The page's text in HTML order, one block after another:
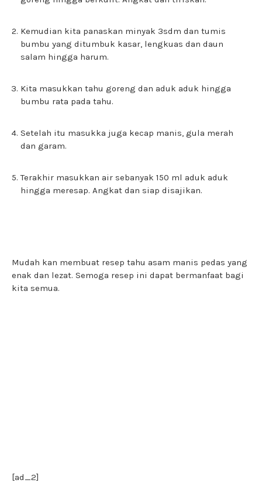
Kemudian kita panaskan minyak 3sdm dan tumis
bumbu yang ditumbuk kasar, lengkuas dan daun
salam hingga harum.
Kita masukkan tahu goreng dan aduk aduk hingga
bumbu rata pada tahu.
Setelah itu masukka juga kecap manis, gula merah
dan garam.
Terakhir masukkan air sebanyak 150 ml aduk aduk
hingga meresap. Angkat dan siap disajikan.
Mudah kan membuat resep tahu asam manis pedas yang
enak dan lezat. Semoga resep ini dapat bermanfaat bagi
kita semua.
[ad_2]